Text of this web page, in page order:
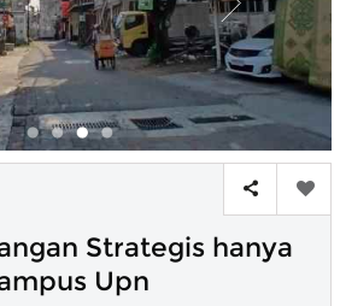
Strategis hanya
Upn
Simpan